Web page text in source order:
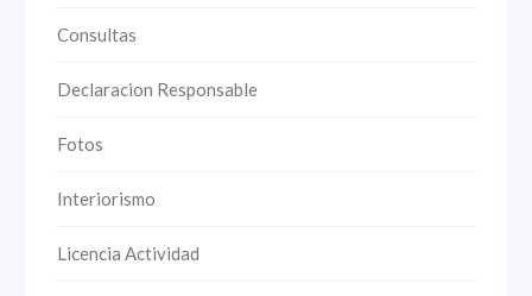
Consultas
Declaracion Responsable
Fotos
Interiorismo
Licencia Actividad